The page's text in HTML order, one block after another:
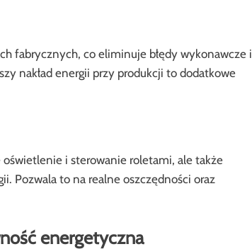
fabrycznych, co eliminuje błędy wykonawcze i
nakład energii przy produkcji to dodatkowe
i sterowanie roletami, ale także
Pozwala to na realne oszczędności oraz
energetyczna